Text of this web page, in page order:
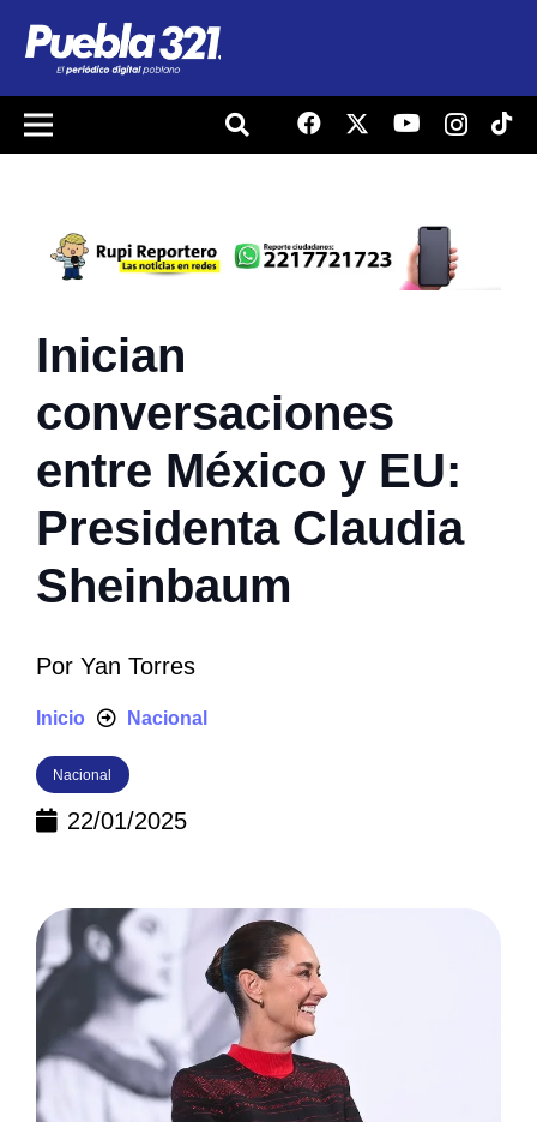
Inician
conversaciones
entre México y EU:
Presidenta Claudia
Sheinbaum
Por Yan Torres
Inicio Nacional
Nacional
22/01/2025